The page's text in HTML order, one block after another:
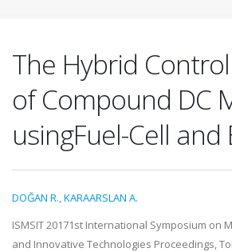
The Hybrid
of Compound DC
usingFuel-Cell
DOĞAN R.,KARAARSLAN A.
ISMSIT 20171st International Symposium on
and Innovative Technologies Proceedings,